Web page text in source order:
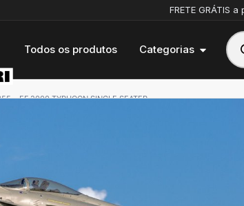
FRETE GRÁTIS
Todos os produtos Categorias
– EF 2000 TYPHOON SINGLE SEATER